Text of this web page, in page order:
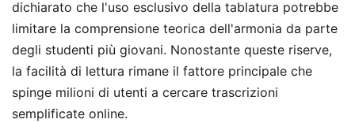
dichiarato che l'uso esclusivo della tablatura potrebbe
limitare la comprensione teorica dell'armonia da parte
degli studenti più giovani. Nonostante queste riserve,
la facilità di lettura rimane il fattore principale che
spinge milioni di utenti a cercare trascrizioni
semplificate online.